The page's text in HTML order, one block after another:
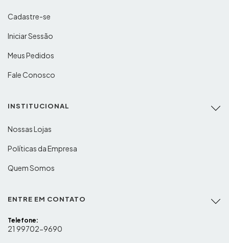
Cadastre-se
Iniciar Sessão
Meus Pedidos
Fale Conosco
INSTITUCIONAL
Nossas Lojas
Políticas da Empresa
Quem Somos
ENTRE EM CONTATO
Telefone:
21 99702-9690